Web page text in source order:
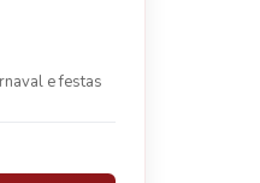
e festas